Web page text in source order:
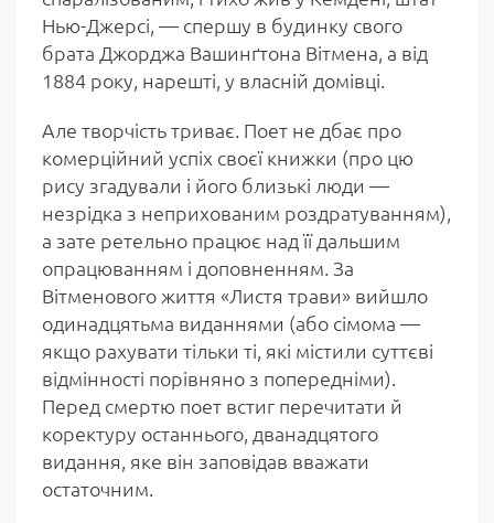
Нью-Джерсі, — спершу в будинку свого
брата Джорджа Вашинґтона Вітмена, а від
1884 року, нарешті, у власній домівці.
Але творчість триває. Поет не дбає про
комерційний успіх своєї книжки (про цю
рису згадували і його близькі люди —
незрідка з неприхованим роздратуванням),
а зате ретельно працює над її дальшим
опрацюванням і доповненням. За
Вітменового життя «Листя трави» вийшло
одинадцятьма виданнями (або сімома —
якщо рахувати тільки ті, які містили суттєві
відмінності порівняно з попередніми).
Перед смертю поет встиг перечитати й
коректуру останнього, дванадцятого
видання, яке він заповідав вважати
остаточним.